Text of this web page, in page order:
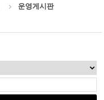
운영게시판